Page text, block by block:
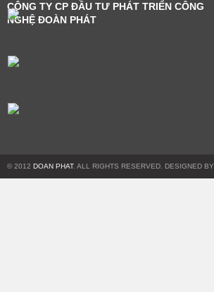
CÔNG TY CP ĐẦU TƯ PHÁT TRIỂN CÔNG
NGHỆ ĐOÀN PHÁT
© 2012 DOAN PHAT. ALL RIGHTS RESERVED. DESIGNED BY